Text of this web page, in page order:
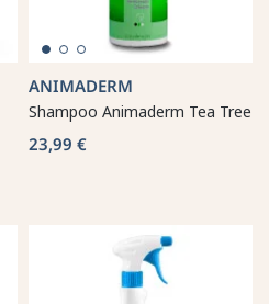
ANIMADERM
Shampoo Animaderm Tea Tree
23,99 €